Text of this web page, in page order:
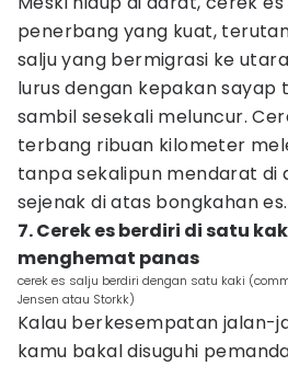
penerbang yang kuat,
salju yang bermigrasi ke
lurus dengan kepakan sayap
sambil sesekali meluncur.
terbang ribuan kilometer
tanpa sekalipun mendarat di
sejenak di atas bongkahan es.
7. Cerek es berdiri di satu
menghemat panas
cerek es salju berdiri dengan satu kaki
Jensen atau Storkk)
Kalau berkesempatan jalan-
kamu bakal disuguhi